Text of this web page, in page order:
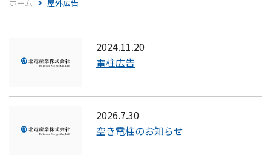
ホーム 屋外広告
2024.11.20
電柱広告
2026.7.30
空き電柱のお知らせ